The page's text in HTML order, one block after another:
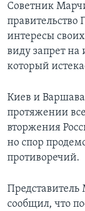
Советник
интересы
виду запрет на
который
Киев и
протяжении
вторжения
но спор
противоречий.
сообщил, что